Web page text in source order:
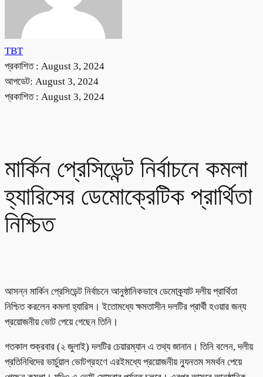
TBT
প্রকাশিত : August 3, 2024
আপডেট: August 3, 2024
প্রকাশিত : August 3, 2024
মার্কিন প্রেসিডেন্ট নির্বাচনে কমলা
হ্যারিসের ডেমোক্রেটিক প্রার্থিতা
নিশ্চিত
আসন্ন মার্কিন প্রেসিডেন্ট নির্বাচনে আনুষ্ঠানিকভাবে ডেমোক্র্যাট দলীয় প্রার্থিতা
নিশ্চিত করলেন কমলা হ্যারিস। ইতোমধ্যে ক্ষমতাসীন দলটির প্রার্থী হওয়ার জন্য
প্রয়োজনীয় ভোট পেয়ে গেছেন তিনি।
গতকাল শুক্রবার (২ জুলাই) দলটির চেয়ারম্যান এ তথ্য জানান। তিনি বলেন, দলীয়
প্রতিনিধিদের ভার্চুয়াল ভোটগ্রহণে এরইমধ্যে প্রয়োজনীয় ন্যুনতম সমর্থন পেয়ে